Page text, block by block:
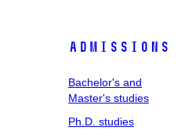
Admissions
Bachelor's and
Master's studies
Ph.D. studies